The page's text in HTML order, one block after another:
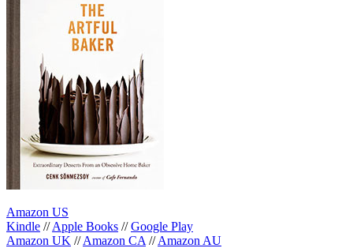
Amazon US
Kindle //Apple Books //Google Play
Amazon UK //Amazon CA //Amazon AU